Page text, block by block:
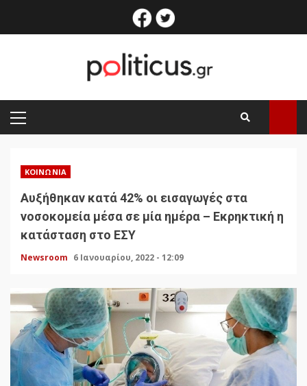
facebook
PRIMARY
MENU
ΚΟΙΝΩΝΊΑ
Αυξήθηκαν κατά 42% οι εισαγωγές στα
νοσοκομεία μέσα σε μία ημέρα – Εκρηκτική η
κατάσταση στο ΕΣΥ
Newsroom 6 Ιανουαρίου, 2022 - 12:09